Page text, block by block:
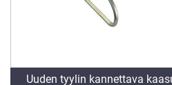
Uuden tyylin kannettava